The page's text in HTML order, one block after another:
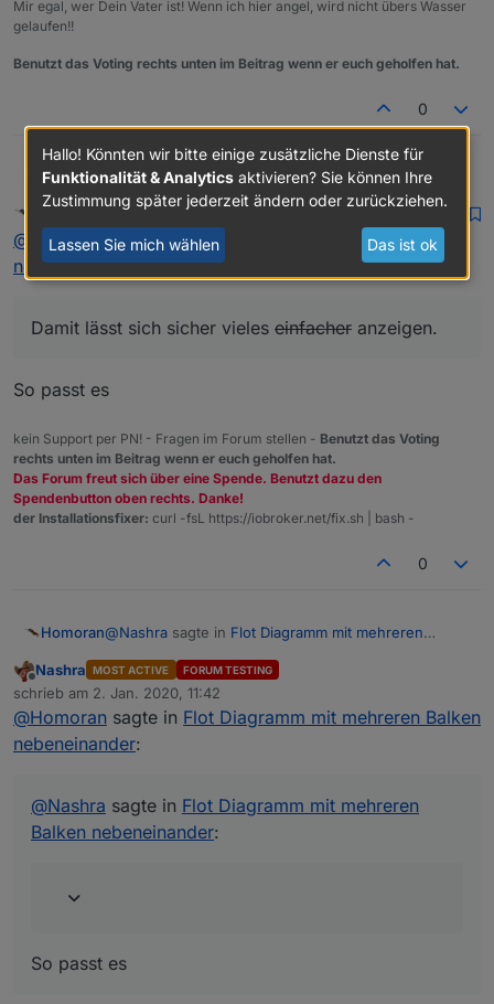
Mir egal, wer Dein Vater ist! Wenn ich hier angel, wird nicht übers Wasser
gelaufen!!
Benutzt das Voting rechts unten im Beitrag wenn er euch geholfen hat.
0
NashraAh ok.
Gefällt mir trotzdem nicht so richtig. Wollte Grafana mal
einfach nicht installiert. Damit lässt sich sicher vieles
einfacher anzeigen.
Nicht stören
schrieb am 2. Jan. 2020, 10:53
zuletzt editiert von
@ Nashrasagte in Flot Diagramm mit mehreren Balken
nebeneinander:
Damit lässt sich sicher vieles einfacher anzeigen.
So passt es
kein Support per PN! - Fragen im Forum stellen - Benutzt das Voting
rechts unten im Beitrag wenn er euch geholfen hat.
Das Forum freut sich über eine Spende. Benutzt dazu den
Spendenbutton oben rechts. Danke!
der Installationsfixer: curl -fsL https://iobroker.net/fix.sh | bash -
0
Homoran@Nashra sagte in Flot Diagramm mit mehreren
Damit lässt sich sicher vieles
anzeigen.
So passt es
Offline
Nashra MOST ACTIVE FORUM TESTING
schrieb am 2. Jan. 2020, 11:42
zuletzt editiert von
@Homoran sagte in Flot Diagramm mit mehreren Balken
nebeneinander:
@Nashra sagte in Flot Diagramm mit mehreren
Balken nebeneinander:
So passt es
Hallo! Könnten wir bitte einige zusätzliche Dienste für
Funktionalität & Analytics aktivieren? Sie können Ihre
Zustimmung später jederzeit ändern oder zurückziehen.
Lassen Sie mich wählen Das ist ok